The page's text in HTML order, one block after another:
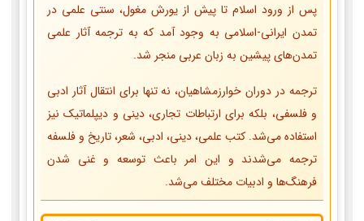
پس از ورود اسلام تا پیش از یورش مغول، سنتی علمی در
تمدن ایرانی-اسلامی به وجود آمد که به ترجمه آثار علمی
تمدن‌های پیشین به زبان عربی منجر شد.
ترجمه در دوران خوارزمشاهیان، نه تنها برای انتقال آثار ادبی
و فلسفی، بلکه برای ارتباطات تجاری، دینی و دیپلماتیک نیز
استفاده می‌شد. کتب علمی، دینی، ادبی، شعر، تاریخ و فلسفه
ترجمه می‌شدند و این امر باعث توسعه و غنی شدن
فرهنگ‌ها و ادبیات مختلف می‌شد.